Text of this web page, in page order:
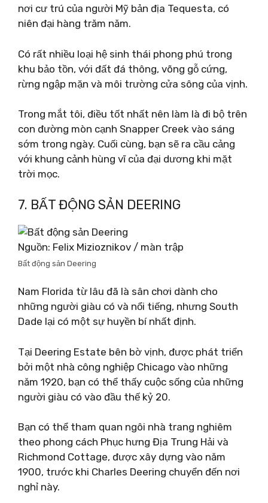
nơi cư trú của người Mỹ bản địa Tequesta, có
niên đại hàng trăm năm.
Có rất nhiều loại hệ sinh thái phong phú trong
khu bảo tồn, với đất đá thông, võng gỗ cứng,
rừng ngập mặn và môi trường cửa sông của vịnh.
Trong mắt tôi, điều tốt nhất nên làm là đi bộ trên
con đường mòn cạnh Snapper Creek vào sáng
sớm trong ngày. Cuối cùng, bạn sẽ ra cầu cảng
với khung cảnh hùng vĩ của đại dương khi mặt
trời mọc.
7. BẤT ĐỘNG SẢN DEERING
Nguồn: Felix Mizioznikov / màn trập
Bất động sản Deering
Nam Florida từ lâu đã là sân chơi dành cho
những người giàu có và nổi tiếng, nhưng South
Dade lại có một sự huyền bí nhất định.
Tại Deering Estate bên bờ vịnh, được phát triển
bởi một nhà công nghiệp Chicago vào những
năm 1920, bạn có thể thấy cuộc sống của những
người giàu có vào đầu thế kỷ 20.
Bạn có thể tham quan ngôi nhà trang nghiêm
theo phong cách Phục hưng Địa Trung Hải và
Richmond Cottage, được xây dựng vào năm
1900, trước khi Charles Deering chuyển đến nơi
nghỉ này.